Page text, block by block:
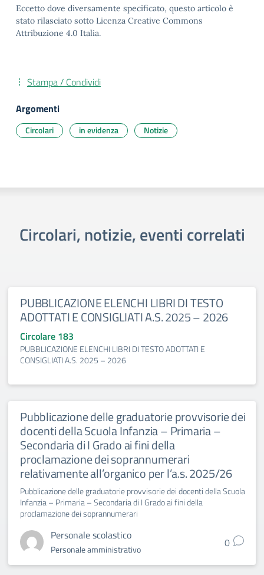
Eccetto dove diversamente specificato, questo articolo è
stato rilasciato sotto Licenza Creative Commons
Attribuzione 4.0 Italia.
Stampa / Condividi
Argomenti
Circolari in evidenza Notizie
Circolari, notizie, eventi correlati
PUBBLICAZIONE ELENCHI LIBRI DI TESTO
ADOTTATI E CONSIGLIATI A.S. 2025 – 2026
Circolare 183
PUBBLICAZIONE ELENCHI LIBRI DI TESTO ADOTTATI E
CONSIGLIATI A.S. 2025 – 2026
Pubblicazione delle graduatorie provvisorie dei
docenti della Scuola Infanzia – Primaria –
Secondaria di I Grado ai fini della
proclamazione dei soprannumerari
relativamente all’organico per l’a.s. 2025/26
Pubblicazione delle graduatorie provvisorie dei docenti della Scuola
Infanzia – Primaria – Secondaria di I Grado ai fini della
proclamazione dei soprannumerari
Personale scolastico
Personale amministrativo 0